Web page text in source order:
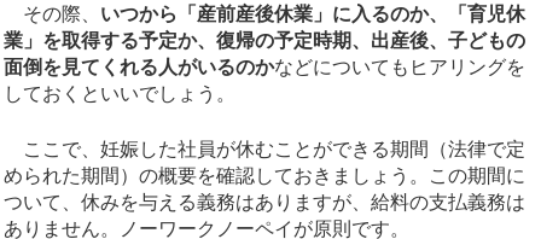
その際、 いつから「産前産後休業」に入るのか、「育児休
業」を取得する予定か、復帰の予定時期、出産後、子どもの
面倒を見てくれる人がいるのかなどについてもヒアリングを
しておくといいでしょう。
ここで、妊娠した社員が休むことができる期間（法律で定
められた期間）の概要を確認しておきましょう。この期間に
ついて、休みを与える義務はありますが、給料の支払義務は
ありません。ノーワークノーペイが原則です。